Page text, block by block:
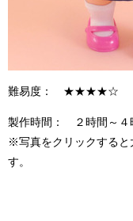
難易度： ★★★★☆
製作時間： ２時間～４
※写真をクリックすると
す。